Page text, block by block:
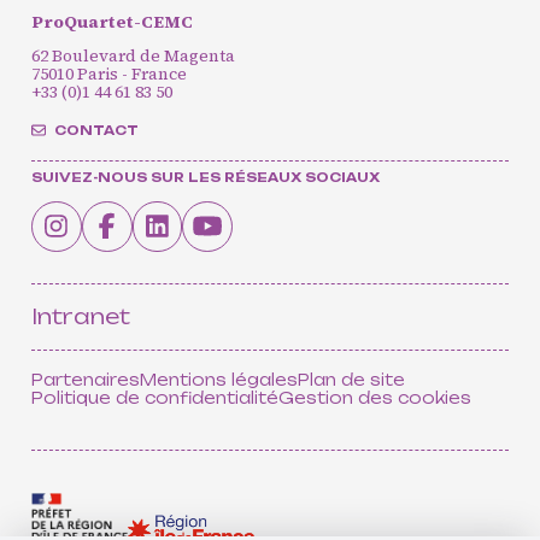
ProQuartet-CEMC
62 Boulevard de Magenta
75010 Paris - France
+33 (0)1 44 61 83 50
CONTACT
SUIVEZ-NOUS SUR LES RÉSEAUX SOCIAUX
Intranet
PartenairesMentions légalesPlan de site
Politique de confidentialitéGestion des cookies
Vidéos des masterclasses
CONTACT
INSCRIPTION INFOLETTRES
PETITES ANNONCES